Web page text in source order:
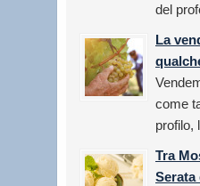
del
La
come
profilo,
Tra
Serata